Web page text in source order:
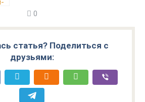
0
статья? Поделиться с
друзьями: